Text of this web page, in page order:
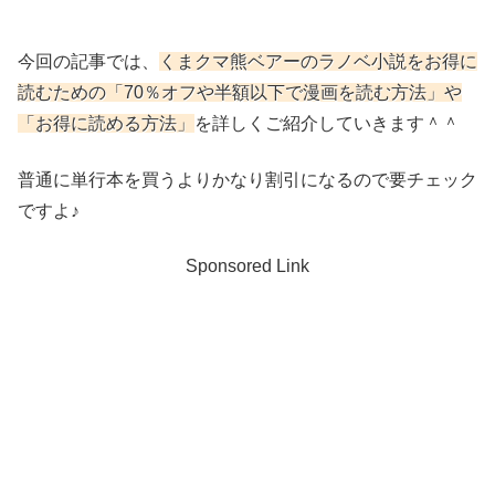
今回の記事では、
くまクマ熊ベアーのラノベ小説をお得に
読むための「70％オフや半額以下で漫画を読む方法」や
「お得に読める方法」
を詳しくご紹介していきます＾＾
普通に単行本を買うよりかなり割引になるので要チェック
ですよ♪
Sponsored Link